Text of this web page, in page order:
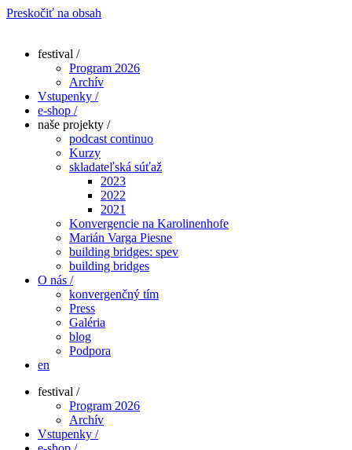
Preskočiť na obsah
festival /
Program 2026
Archív
Vstupenky /
e-shop /
naše projekty /
podcast continuo
Kurzy
skladateľská súťaž
2023
2022
2021
Konvergencie na Karolinenhofe
Marián Varga Piesne
building bridges: spev
building bridges
O nás /
konvergenčný tím
Press
Galéria
blog
Podpora
en
festival /
Program 2026
Archív
Vstupenky /